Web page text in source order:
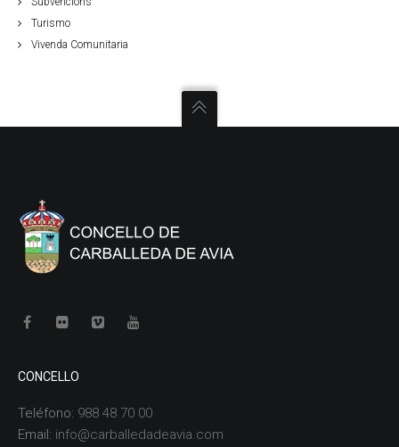
Turismo
Vivenda Comunitaria
CONCELLO
Teléfono: 988 48 70 00
Email: info@carballedadeavia.com